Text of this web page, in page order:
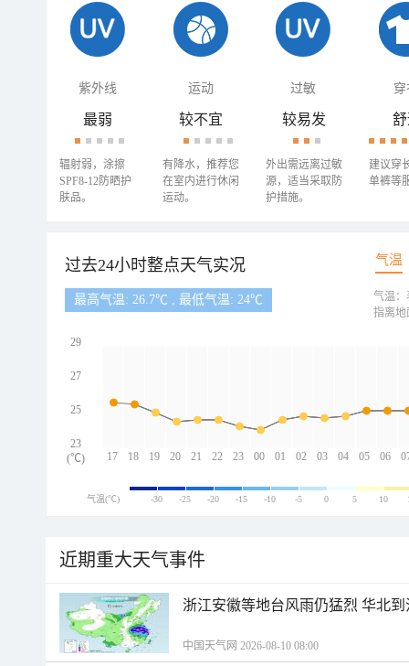
紫外线 运动 过敏 穿
最弱
辐射弱，涂擦
SPF8-12防晒护
肤品。
较不宜
有降水，推荐您
在室内进行休闲
运动。
较易发
外出需远离过敏
源，适当采取防
护措施。
建议穿
单裤等
过去24小时整点天气实况 气温
最高气温: 26.7℃ , 最低气温: 24℃
17 18 19 20 21 22 23 00 01 02 03 04 05 06
29
27
25
23
(℃)
气温：
指离地
气温(℃) -30 -25 -20 -15 -10 -5 0 5 10
近期重大天气事件
浙江安徽等地台风雨仍猛烈 华北
中国天气网 2026-08-10 08:00